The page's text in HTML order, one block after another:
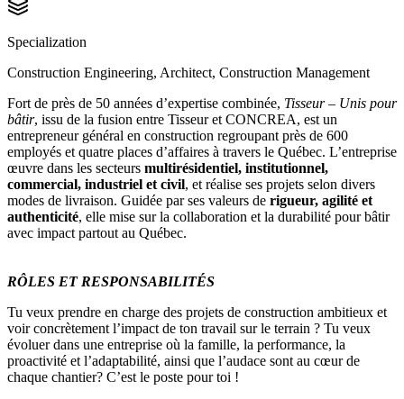
Specialization
Construction Engineering, Architect, Construction Management
Fort de près de 50 années d’expertise combinée, Tisseur – Unis pour
bâtir, issu de la fusion entre Tisseur et CONCREA, est un
entrepreneur général en construction regroupant près de 600
employés et quatre places d’affaires à travers le Québec. L’entreprise
œuvre dans les secteurs multirésidentiel, institutionnel,
commercial, industriel et civil, et réalise ses projets selon divers
modes de livraison. Guidée par ses valeurs de rigueur, agilité et
authenticité, elle mise sur la collaboration et la durabilité pour bâtir
avec impact partout au Québec.
RÔLES ET RESPONSABILITÉS
Tu veux prendre en charge des projets de construction ambitieux et
voir concrètement l’impact de ton travail sur le terrain ? Tu veux
évoluer dans une entreprise où la famille, la performance, la
proactivité et l’adaptabilité, ainsi que l’audace sont au cœur de
chaque chantier? C’est le poste pour toi !